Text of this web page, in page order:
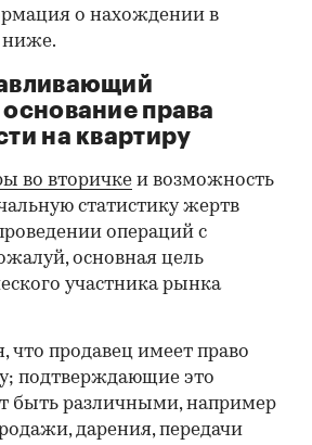
/ 00:00
о нахождении в
ниже.
права
на квартиру
во вторичке и возможность
статистику жертв
операций с
основная цель
участника рынка
что продавец имеет право
подтверждающие это
быть различными, например
дарения, передачи